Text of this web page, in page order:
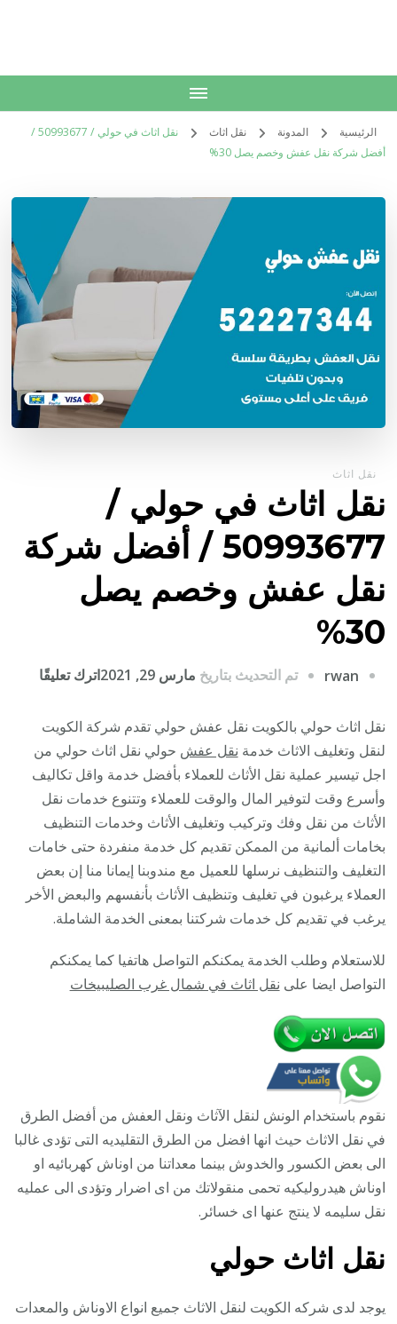
الرئيسية المدونة نقل اثاث
نقل اثاث في حولي / 50993677 /
أفضل شركة نقل عفش وخصم يصل 30%
نقل اثاث
نقل اثاث في حولي /
50993677 / أفضل شركة
نقل عفش وخصم يصل
30%
rwan تم التحديث بتاريخ مارس 29, 2021 اترك تعليقًا
/
شركة
نقل اثاث حولي بالكويت نقل عفش حولي تقدم شركة الكويت
لنقل وتغليف الاثاث خدمة نقل عفش حولي نقل اثاث حولي من
اجل تيسير عملية نقل الأثاث للعملاء بأفضل خدمة واقل تكاليف
وأسرع وقت لتوفير المال والوقت للعملاء وتتنوع خدمات نقل
الأثاث من نقل وفك وتركيب وتغليف الأثاث وخدمات التنظيف
بخامات ألمانية من الممكن تقديم كل خدمة منفردة حتى خامات
التغليف والتنظيف نرسلها للعميل مع مندوبنا إيمانا منا إن بعض
العملاء يرغبون في تغليف وتنظيف الأثاث بأنفسهم والبعض الأخر
يرغب في تقديم كل خدمات شركتنا بمعنى الخدمة الشاملة.
للاستعلام وطلب الخدمة يمكنكم التواصل هاتفيا كما يمكنكم
التواصل ايضا على نقل اثاث في شمال غرب الصليبيخات
نقوم باستخدام الونش لنقل الآثاث ونقل العفش من أفضل الطرق
في نقل الاثاث حيث انها افضل من الطرق التقليديه التى تؤدى غالبا
الى بعض الكسور والخدوش بينما معداتنا من اوناش كهربائيه او
اوناش هيدروليكيه تحمى منقولاتك من اى اضرار وتؤدى الى عمليه
نقل سليمه لا ينتج عنها اى خسائر.
نقل اثاث حولي
يوجد لدى شركه الكويت لنقل الاثاث جميع انواع الاوناش والمعدات